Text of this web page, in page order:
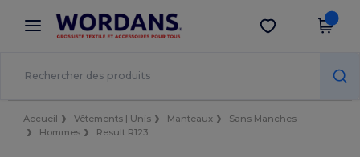
× Appli Wordans
Meilleurs prix sur l’app !
Obtenir l'appli
Accueil Vêtements | Unis Manteaux
Sans Manches
Hommes
Result R123